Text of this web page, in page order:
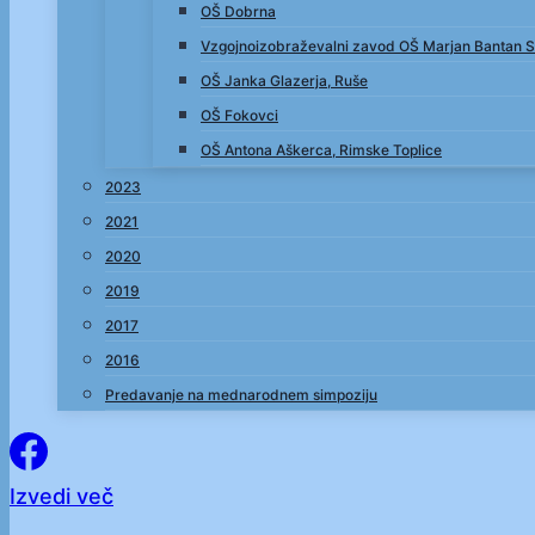
OŠ Dobrna
Vzgojnoizobraževalni zavod OŠ Marjan Bantan
OŠ Janka Glazerja, Ruše
OŠ Fokovci
OŠ Antona Aškerca, Rimske Toplice
2023
2021
2020
2019
2017
2016
Predavanje na mednarodnem simpoziju
Izvedi več